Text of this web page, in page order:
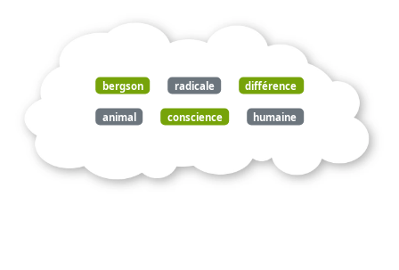
bergson radicale différence
animal conscience humaine